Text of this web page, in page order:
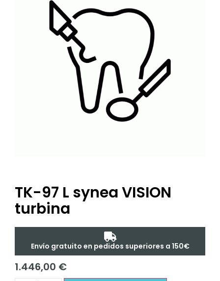
TK-97 L synea VISION
turbina
Envío gratuito en pedidos superiores a 150€
1.446,00 €